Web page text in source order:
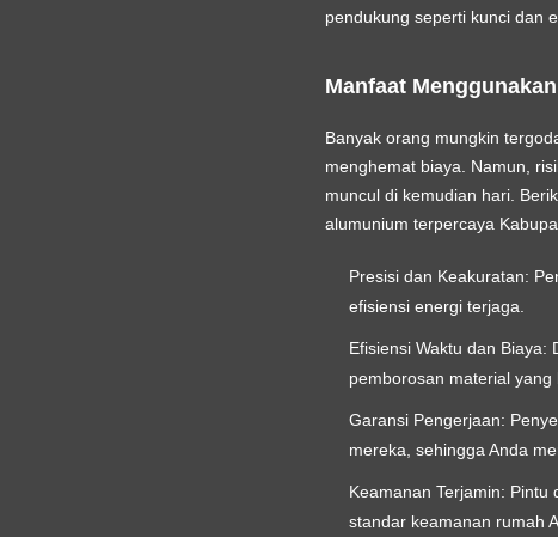
pendukung seperti kunci dan
Manfaat
Banyak orang mungkin
menghemat biaya. Namun,
muncul di kemudian hari.
alumunium terpercaya
Presisi dan Keakuratan:
efisiensi energi terjaga.
Efisiensi Waktu dan Biaya:
pemborosan material yang
Garansi Pengerjaan:
mereka, sehingga Anda
Keamanan Terjamin: Pintu
standar keamanan rumah